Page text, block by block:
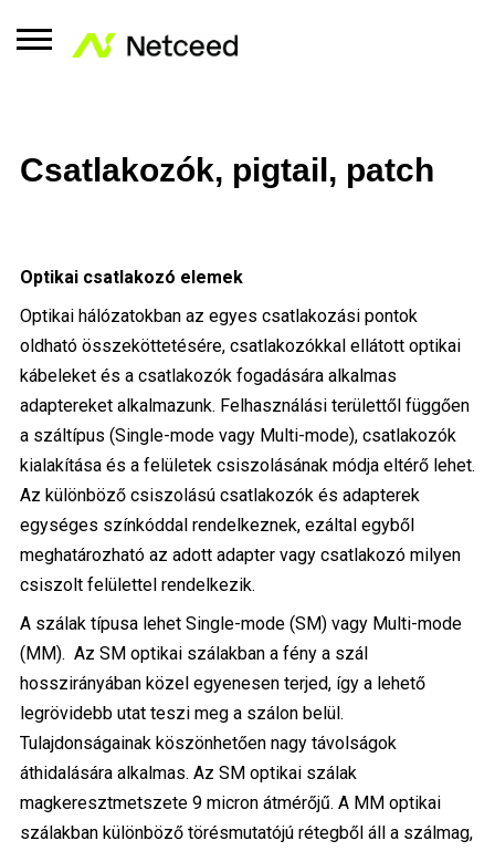
Csatlakozók, pigtail, patch
Optikai csatlakozó elemek
Optikai hálózatokban az egyes csatlakozási pontok
oldható összeköttetésére, csatlakozókkal ellátott optikai
kábeleket és a csatlakozók fogadására alkalmas
adaptereket alkalmazunk. Felhasználási területtől függően
a száltípus (Single-mode vagy Multi-mode), csatlakozók
kialakítása és a felületek csiszolásának módja eltérő lehet.
Az különböző csiszolású csatlakozók és adapterek
egységes színkóddal rendelkeznek, ezáltal egyből
meghatározható az adott adapter vagy csatlakozó milyen
csiszolt felülettel rendelkezik.
A szálak típusa lehet Single-mode (SM) vagy Multi-mode
(MM). Az SM optikai szálakban a fény a szál
hosszirányában közel egyenesen terjed, így a lehető
legrövidebb utat teszi meg a szálon belül.
Tulajdonságainak köszönhetően nagy távolságok
áthidalására alkalmas. Az SM optikai szálak
magkeresztmetszete 9 micron átmérőjű. A MM optikai
szálakban különböző törésmutatójú rétegből áll a szálmag,